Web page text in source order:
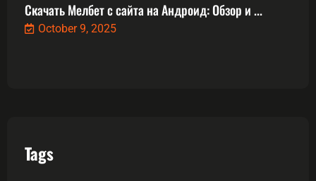
Скачать Мелбет с сайта на Андроид: Обзор и ...
October 9, 2025
Tags